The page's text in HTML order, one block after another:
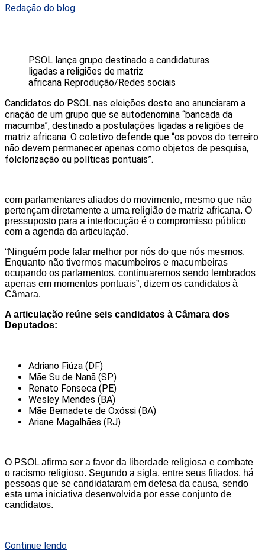
Redação do blog
PSOL lança grupo destinado a candidaturas
ligadas a religiões de matriz
africana Reprodução/Redes sociais
Candidatos do PSOL nas eleições deste ano anunciaram a
criação de um grupo que se autodenomina “bancada da
macumba”, destinado a postulações ligadas a religiões de
matriz africana. O coletivo defende que “os povos do terreiro
não devem permanecer apenas como objetos de pesquisa,
folclorização ou políticas pontuais”.
com parlamentares aliados do movimento, mesmo que não
pertençam diretamente a uma religião de matriz africana. O
pressuposto para a interlocução é o compromisso público
com a agenda da articulação.
“Ninguém pode falar melhor por nós do que nós mesmos.
Enquanto não tivermos macumbeiros e macumbeiras
ocupando os parlamentos, continuaremos sendo lembrados
apenas em momentos pontuais”, dizem os candidatos à
Câmara.
A articulação reúne seis candidatos à Câmara dos
Deputados:
Adriano Fiúza (DF)
Mãe Su de Nanã (SP)
Renato Fonseca (PE)
Wesley Mendes (BA)
Mãe Bernadete de Oxóssi (BA)
Ariane Magalhães (RJ)
O PSOL afirma ser a favor da liberdade religiosa e combate
o racismo religioso. Segundo a sigla, entre seus filiados, há
pessoas que se candidataram em defesa da causa, sendo
esta uma iniciativa desenvolvida por esse conjunto de
candidatos.
Continue lendo